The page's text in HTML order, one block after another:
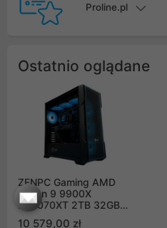
Proline.pl
Ostatnio oglądane
ZENPC Gaming AMD
Ryzen 9 9900X
RX9070XT 2TB 32GB
10 579,00 zł